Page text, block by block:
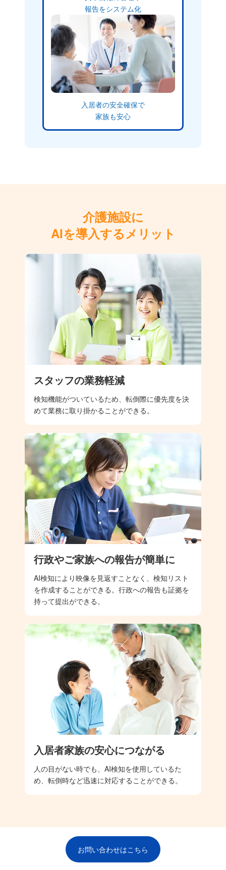
報告をシステム化
入居者の安全確保で
家族も安心
介護施設に
AIを導入するメリット
スタッフの業務軽減
検知機能がついているため、転倒際に優先度を決
めて業務に取り掛かることができる。
行政やご家族への報告が簡単に
AI検知により映像を見返すことなく、検知リスト
を作成することができる。行政への報告も証拠を
持って提出ができる。
入居者家族の安心につながる
人の目がない時でも、AI検知を使用しているた
め、転倒時など迅速に対応することができる。
お問い合わせはこちら